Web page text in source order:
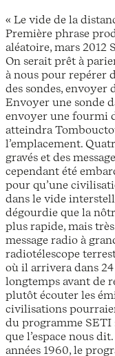
« Le vide de la
Première phrase
aléatoire, mars 2012
On serait prêt à
à nous pour repérer
des sondes, envoyer
Envoyer une sonde
envoyer une fourmi
atteindra
l’emplacement.
gravés et des
cependant été
pour qu’une
dans le vide
dégourdie que la
plus rapide, mais
message radio à
radiotélescope
où il arrivera dans
longtemps avant de
plutôt écouter les
civilisations
du programme SETI
que l’espace nous
années 1960, le